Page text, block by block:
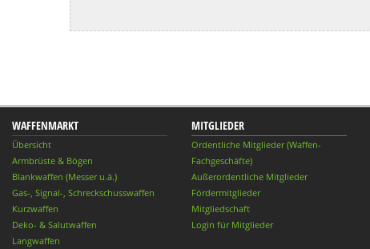
WAFFENMARKT
Übersicht
Armbrüste & Bögen
Blankwaffen (Messer u.ä.)
Gas-, Signal-, Schreckschusswaffen
Kurzwaffen
Deko- & Salutwaffen
Langwaffen
MITGLIEDER
Ordentliche Mitglieder (Waffen-
Fachgeschäfte)
Außerordentliche Mitglieder
Fördermitglieder
Mitgliedschaft
Login für Mitglieder